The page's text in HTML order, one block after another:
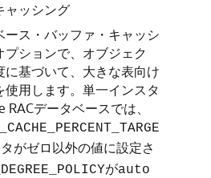
ャッシング
ース・バッファ・キャッシ
プションで、オブジェク
に基づいて、大きな表向け
用します。単一インスタ
データベースでは、
がゼロ以外の値に設定さ
がauto